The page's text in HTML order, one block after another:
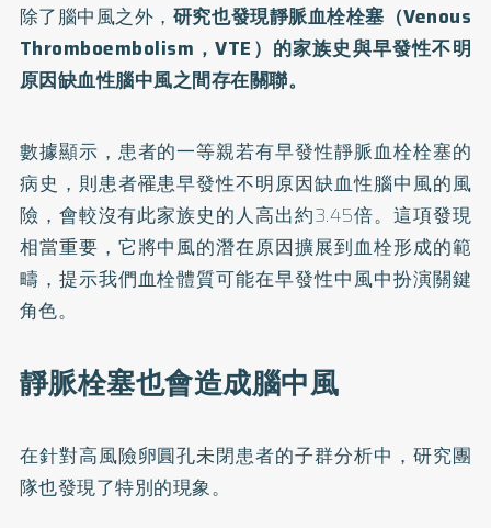
除了腦中風之外， 研究也發現靜脈血栓栓塞（Venous
Thromboembolism，VTE）的家族史與早發性不明
原因缺血性腦中風之間存在關聯。
數據顯示，患者的一等親若有早發性靜脈血栓栓塞的
病史，則患者罹患早發性不明原因缺血性腦中風的風
險，會較沒有此家族史的人高出約3.45倍。這項發現
相當重要，它將中風的潛在原因擴展到血栓形成的範
疇，提示我們血栓體質可能在早發性中風中扮演關鍵
角色。
靜脈栓塞也會造成腦中風
在針對高風險卵圓孔未閉患者的子群分析中，研究團
隊也發現了特別的現象。